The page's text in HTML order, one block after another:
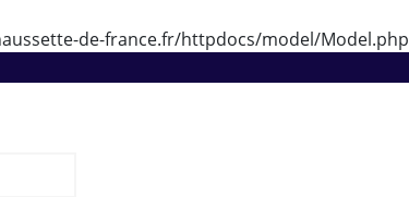
de-france.fr/httpdocs/model/Model.php